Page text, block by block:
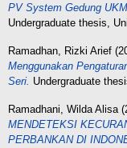
PV System Gedung
Undergraduate thesis,
Ramadhan, Rizki Arief
Menggunakan
Seri. Undergraduate
Ramadhani, Wilda Alisa
MENDETEKSI
PERBANKAN DI